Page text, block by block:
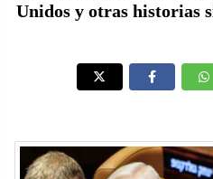
Unidos y otras historias